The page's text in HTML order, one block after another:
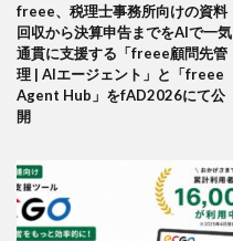
freee、税理士事務所向けの資料
回収から決算申告までをAIで一気
通貫に支援する「freee顧問先管
理 | AIエージェント」と「freee
Agent Hub」をfAD2026にて公
開